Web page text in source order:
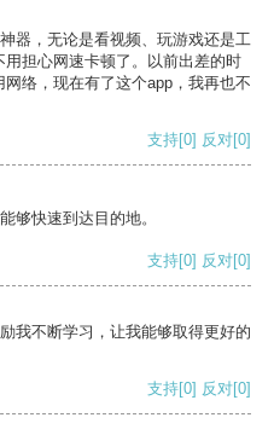
器，无论是看视频、玩游戏还是工
担心网速卡顿了。以前出差的时
络，现在有了这个app，我再也不
支持[0] 反对[0]
够快速到达目的地。
支持[0] 反对[0]
我不断学习，让我能够取得更好的
支持[0] 反对[0]